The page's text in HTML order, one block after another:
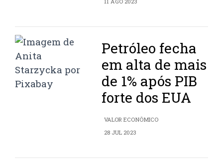
Petróleo fecha
em alta de mais
de 1% após PIB
forte dos EUA
VALOR ECONÔMICO
28 JUL 2023